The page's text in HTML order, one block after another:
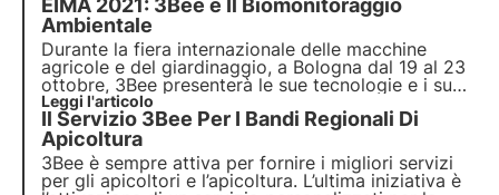
attori che richiedono alle aziende di impegnarsi
attivamente.
EIMA 2021: 3Bee e Il Biomonitoraggio
Ambientale
Durante la fiera internazionale delle macchine
agricole e del giardinaggio, a Bologna dal 19 al 23
ottobre, 3Bee presenterà le sue tecnologie e i suoi
servizi innovativi: tra questi, il
ambientale 3Bee, un servizio di tutela per
agricoltori e consumatori finali
Leggi l'articolo
Il Servizio 3Bee Per I Bandi Regionali Di
Apicoltura
3Bee è sempre attiva per fornire i migliori servizi
per gli apicoltori e l’apicoltura. L’ultima iniziativa è